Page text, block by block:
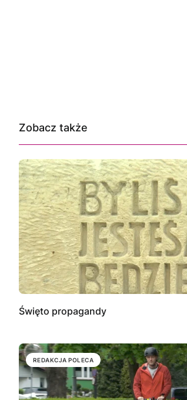
Zobacz także
Święto propagandy
REDAKCJA POLECA